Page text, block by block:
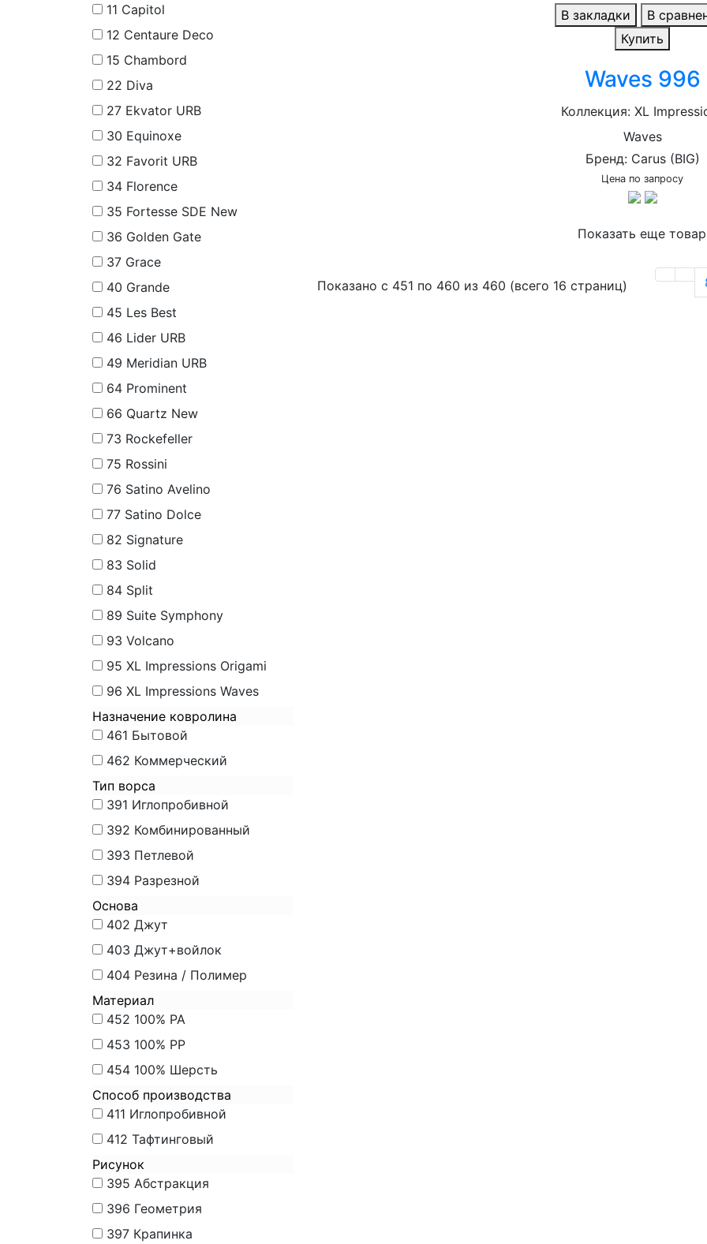
11 Capitol
12 Centaure Deco
15 Chambord
22 Diva
27 Ekvator URB
30 Equinoxe
32 Favorit URB
34 Florence
35 Fortesse SDE New
36 Golden Gate
37 Grace
40 Grande
45 Les Best
46 Lider URB
49 Meridian URB
64 Prominent
66 Quartz New
73 Rockefeller
75 Rossini
76 Satino Avelino
77 Satino Dolce
82 Signature
83 Solid
84 Split
89 Suite Symphony
93 Volcano
95 XL Impressions Origami
96 XL Impressions Waves
Назначение ковролина
461 Бытовой
462 Коммерческий
Тип ворса
391 Иглопробивной
392 Комбинированный
393 Петлевой
394 Разрезной
Основа
402 Джут
403 Джут+войлок
404 Резина / Полимер
Материал
452 100% PA
453 100% PP
454 100% Шерсть
Способ производства
411 Иглопробивной
412 Тафтинговый
Рисунок
395 Абстракция
396 Геометрия
397 Крапинка
В закладки
В
Купить
Waves 996
Коллекция: XL
Waves
Бренд: Carus (BIG)
Цена по запросу
Показать еще
Показано с 451 по 460 из 460 (всего 16 страниц)